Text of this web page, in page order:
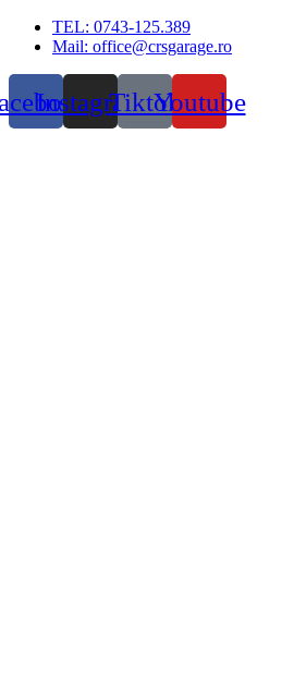
Skip
TEL: 0743-125.389
Mail: office@crsgarage.ro
InstagramTiktokYoutube